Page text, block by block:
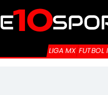
LIGA MX FUTBOL